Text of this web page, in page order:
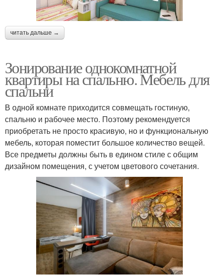
читать дальше →
Зонирование однокомнатной
квартиры на спальню. Мебель для
спальни
В одной комнате приходится совмещать гостиную,
спальню и рабочее место. Поэтому рекомендуется
приобретать не просто красивую, но и функциональную
мебель, которая поместит большое количество вещей.
Все предметы должны быть в едином стиле с общим
дизайном помещения, с учетом цветового сочетания.